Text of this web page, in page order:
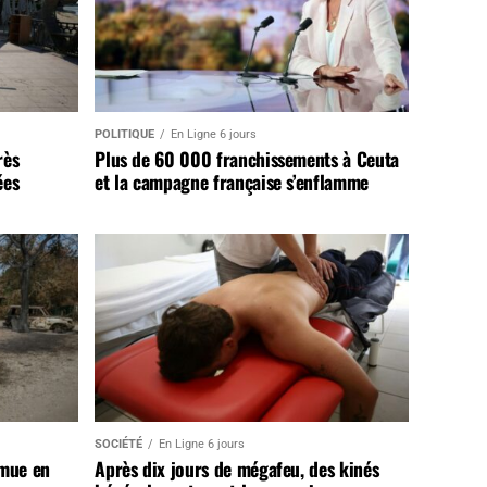
POLITIQUE En Ligne 6 jours
Plus de 60 000 franchissements à Ceuta
et la campagne française s’enflamme
en
SOCIÉTÉ En Ligne 6 jours
Après dix jours de mégafeu, des kinés